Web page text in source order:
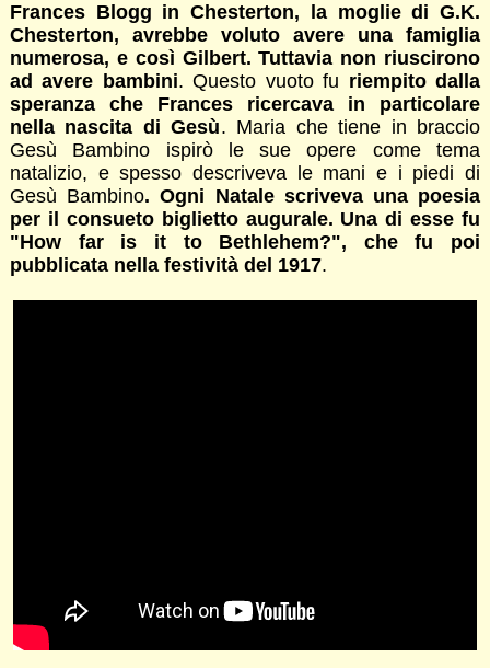
Frances Blogg in Chesterton, la moglie di G.K.
Chesterton, avrebbe voluto avere una famiglia
numerosa, e così Gilbert. Tuttavia non riuscirono
ad avere bambini. Questo vuoto fu riempito dalla
speranza che Frances ricercava in particolare
nella nascita di Gesù. Maria che tiene in braccio
Gesù Bambino ispirò le sue opere come tema
natalizio, e spesso descriveva le mani e i piedi di
Gesù Bambino. Ogni Natale scriveva una poesia
per il consueto biglietto augurale. Una di esse fu
"How far is it to Bethlehem?", che fu poi
pubblicata nella festività del 1917.